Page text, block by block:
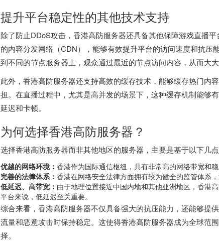
提升平台稳定性的其他技术支持
除了防止DDoS攻击，香港高防服务器还具备其他保障游戏直播
的内容分发网络（CDN），能够有效提升平台的访问速度和抗
到不同的节点服务器上，观众通过最近的节点访问内容，从而大
此外，香港高防服务器还支持高效的缓存技术，能够缓存热门内
担。在直播过程中，尤其是高并发的场景下，这种缓存机制能够
延迟和卡顿。
为何选择香港高防服务器？
选择香港高防服务器而非其他地区的服务器，主要是基于以下几点
优越的网络环境： 香港作为国际通信枢纽，具有非常高的网络带宽和
完善的法律体系： 香港在网络安全法律方面拥有较为健全的监管体系
低延迟、高带宽： 由于地理位置接近中国内地和其他亚洲地区，香港
平台来说，低延迟至关重要。
综合来看，香港高防服务器不仅具备强大的抗压能力，还能够提
流量和恶意攻击时保持稳定。这使得香港高防服务器成为全球范
择。